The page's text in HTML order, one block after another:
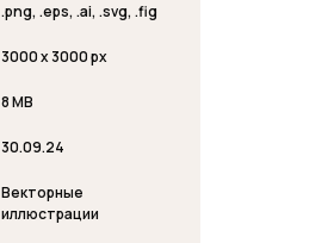
.png, .eps, .ai, .svg, .fig
3000 x 3000 px
8 MB
30.09.24
Векторные
иллюстрации